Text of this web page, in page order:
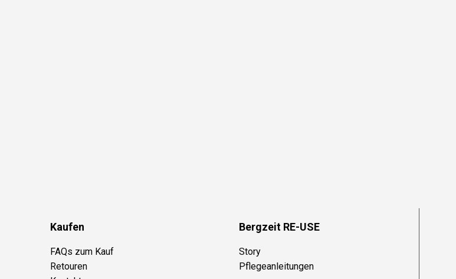
Kaufen
FAQs zum Kauf
Retouren
Bergzeit RE-USE
Story
Pflegeanleitungen